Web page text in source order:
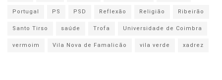
Portugal
PS PSD Reflexão Religião
Ribeirão
Santo Tirso
saúde Trofa
Universidade de Coimbra
vermoim
Vila Nova de Famalicão vila verde xadrez